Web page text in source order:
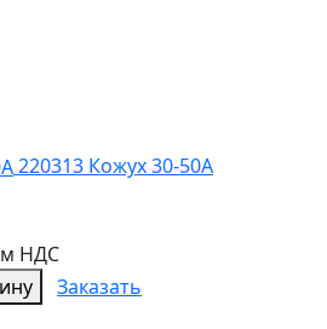
220313 Кожух 30-50А
НДС
Заказать